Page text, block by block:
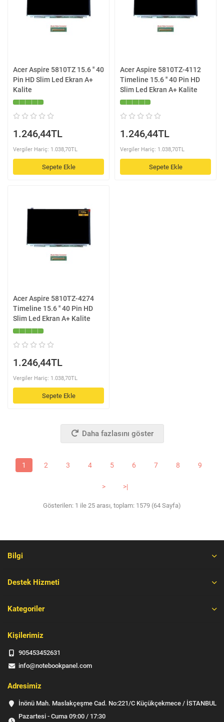
Acer Aspire 5810TZ 15.6 '' 40
Pin HD Slim Led Ekran A+
Kalite
1.246,44TL
Vergiler Hariç: 1.038,70TL
Sepete Ekle
Acer Aspire 5810TZ-4112
Timeline 15.6 '' 40 Pin HD
Slim Led Ekran A+ Kalite
1.246,44TL
Vergiler Hariç: 1.038,70TL
Sepete Ekle
Acer Aspire 5810TZ-4274
Timeline 15.6 '' 40 Pin HD
Slim Led Ekran A+ Kalite
1.246,44TL
Vergiler Hariç: 1.038,70TL
Sepete Ekle
Daha fazlasını göster
1 2 3 4 5 6 7 8 9
> >|
Gösterilen: 1 ile 25 arası, toplam: 1579 (64 Sayfa)
Bilgi
Destek Hizmeti
Kategoriler
Kişilerimiz
905453452631
info@notebookpanel.com
Adresimiz
İnönü Mah. Maslakçeşme Cad. No:221/C Küçükçekmece / İSTANBUL
Pazartesi - Cuma 09:00 / 17:30